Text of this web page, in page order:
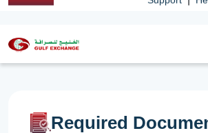
Required